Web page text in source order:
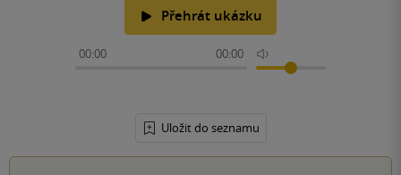
Přehrát ukázku
00:00 00:00
Uložit do seznamu